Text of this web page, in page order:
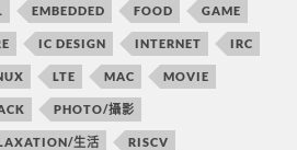
EMBEDDED FOOD GAME
IC DESIGN INTERNET IRC
LTE MAC MOVIE
PHOTO/攝影
生活 RISCV